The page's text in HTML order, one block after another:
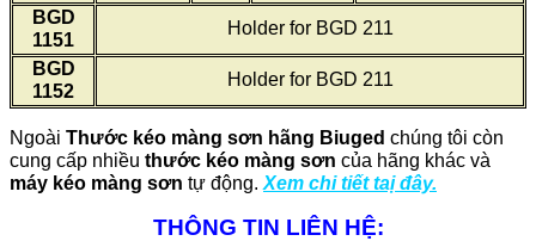
BGD
1151
Holder for BGD 211
BGD
1152
Holder for BGD 211
Ngoài Thước kéo màng sơn hãng Biuged chúng tôi còn
cung cấp nhiều thước kéo màng sơn của hãng khác và
máy kéo màng sơn tự động. Xem chi tiết taị đây.
THÔNG TIN LIÊN HỆ: